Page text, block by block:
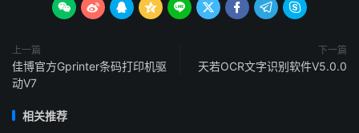
        
上一篇
佳博官方Gprinter条码打印机驱
动V7
下一篇
天若OCR文字识别软件V5.0.0
相关推荐